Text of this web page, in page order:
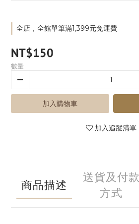
全店，全館單筆滿1,399元免運費
NT$150
數量
加入購物車
加入追蹤清單
商品描述
送貨及付款
方式